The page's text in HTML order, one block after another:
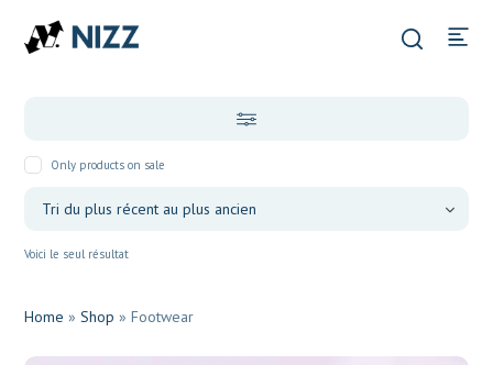
Only products on sale
Voici le seul résultat
Home » Shop » Footwear